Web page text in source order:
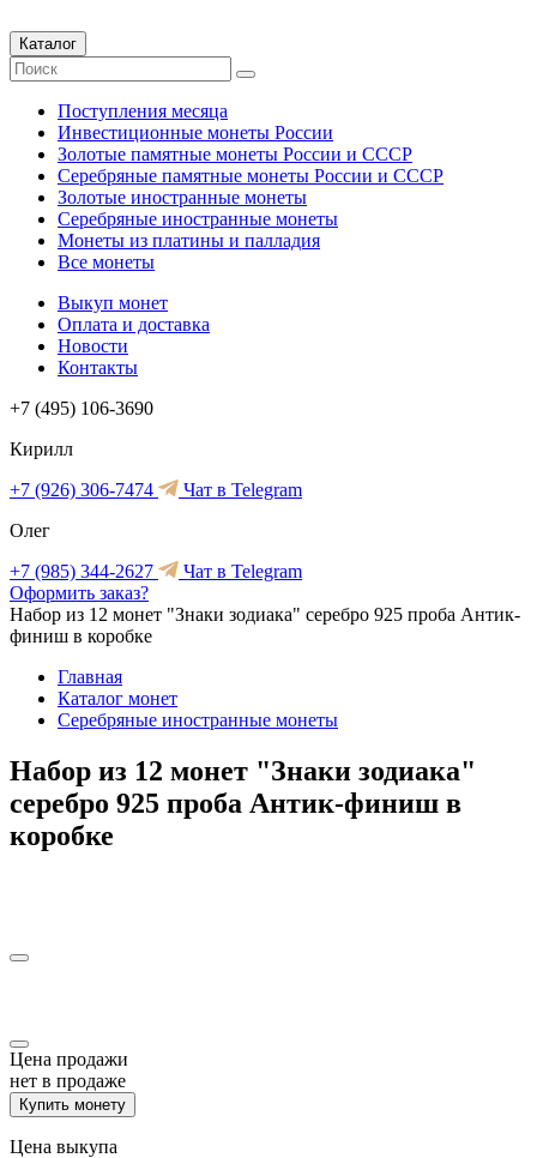
Каталог
Поступления месяца
Инвестиционные монеты России
Золотые памятные монеты России и СССР
Серебряные памятные монеты России и СССР
Золотые иностранные монеты
Серебряные иностранные монеты
Монеты из платины и палладия
Все монеты
Выкуп монет
Оплата и доставка
Новости
Контакты
+7 (495) 106-3690
Кирилл
+7 (926) 306-7474
Чат в Telegram
Олег
+7 (985) 344-2627
Чат в Telegram
Оформить заказ?
Набор из 12 монет "Знаки зодиака" серебро 925 проба Антик-
финиш в коробке
Главная
Каталог монет
Серебряные иностранные монеты
Набор из 12 монет "Знаки зодиака"
серебро 925 проба Антик-финиш в
коробке
Цена продажи
нет в продаже
Купить монету
Цена выкупа